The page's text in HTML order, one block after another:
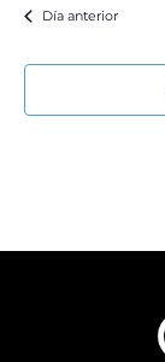
Día anterior